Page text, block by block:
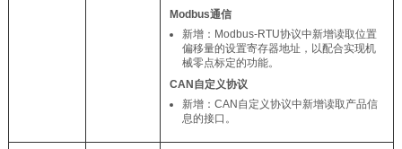
Modbus通信
新增：Modbus-RTU协议中新增读取位置
偏移量的设置寄存器地址，以配合实现机
械零点标定的功能。
CAN自定义协议
新增：CAN自定义协议中新增读取产品信
息的接口。